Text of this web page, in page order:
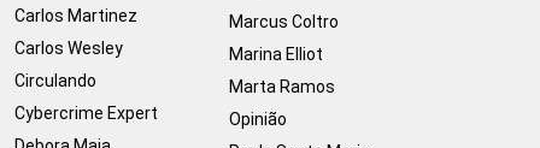
Carlos Martinez
Carlos Wesley
Circulando
Cybercrime Expert
Marcus Coltro
Marina Elliot
Marta Ramos
Opinião